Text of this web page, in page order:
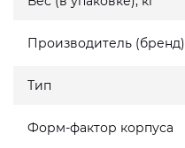
Производитель (бренд)
Тип
Форм-фактор корпуса